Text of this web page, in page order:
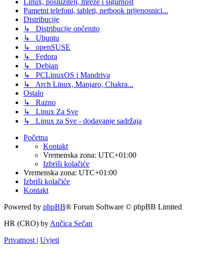
Linux, poslužitelj, mreže i sigurnost
Pametni telefoni, tableti, netbook prijenosnici...
Distribucije
↳ Distribucije općenito
↳ Ubuntu
↳ openSUSE
↳ Fedora
↳ Debian
↳ PCLinuxOS i Mandriva
↳ Arch Linux, Manjaro, Chakra...
Ostalo
↳ Razno
↳ Linux Za Sve
↳ Linux za Sve - dodavanje sadržaja
Početna
Kontakt
Vremenska zona: UTC+01:00
Izbriši kolačiće
Vremenska zona: UTC+01:00
Izbriši kolačiće
Kontakt
Powered by phpBB® Forum Software © phpBB Limited
HR (CRO) by Ančica Sečan
Privatnost | Uvjeti